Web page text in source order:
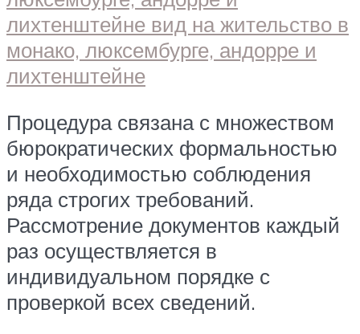
Процедура связана с множеством
бюрократических формальностью
и необходимостью соблюдения
ряда строгих требований.
Рассмотрение документов каждый
раз осуществляется в
индивидуальном порядке с
проверкой всех сведений.